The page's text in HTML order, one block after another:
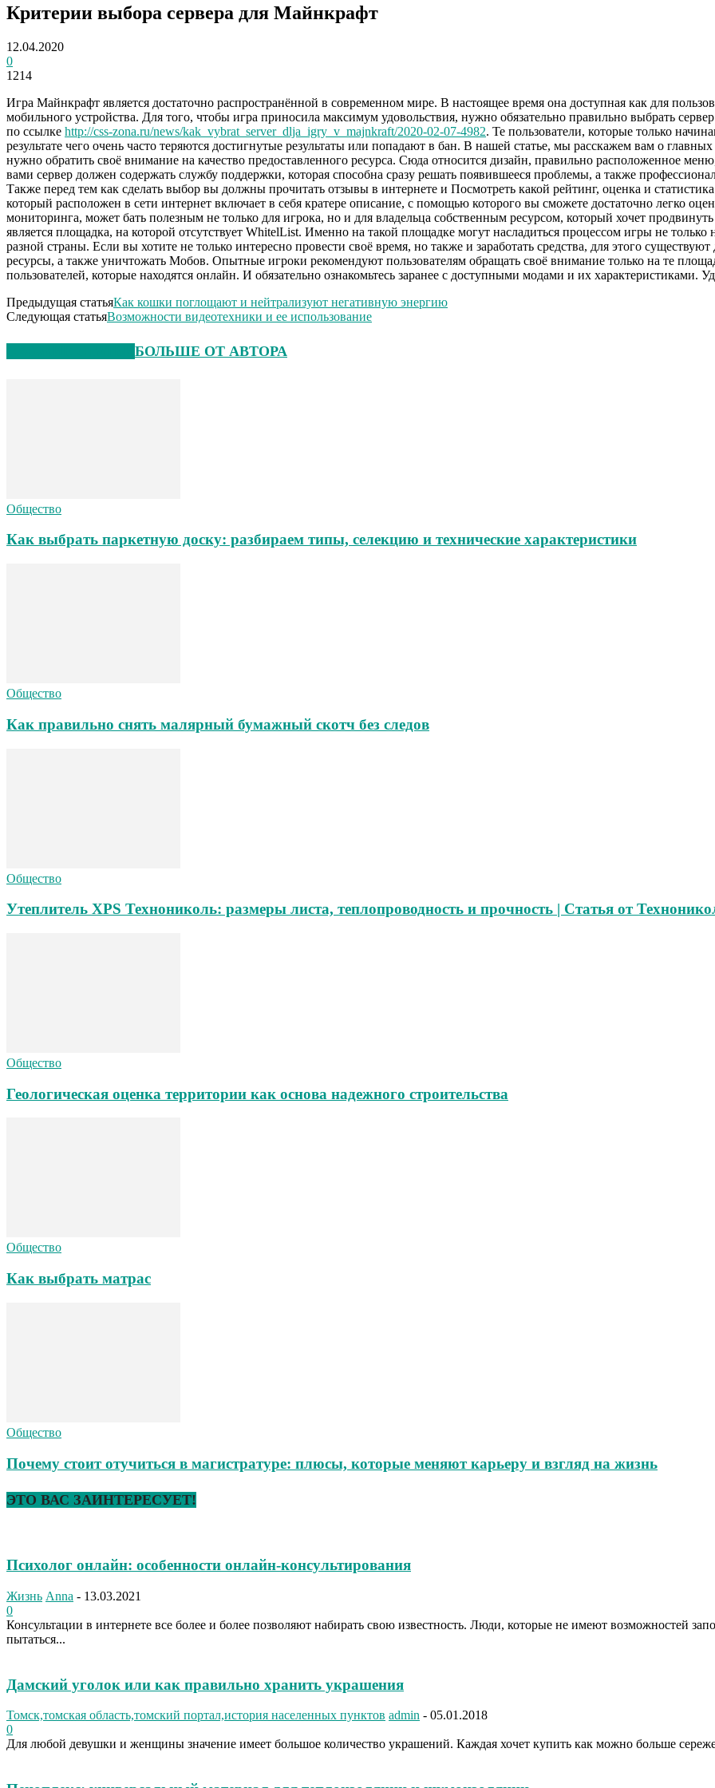
Критерии выбора сервера для Майнкрафт
12.04.2020
0
1214
Игра Майнкрафт является достаточно распространённой в современном мире. В настоящее время она доступная как для
мобильного устройства. Для того, чтобы игра приносила максимум удовольствия, нужно обязательно правильно выбрать
по ссылке http://css-zona.ru/news/kak_vybrat_server_dlja_igry_v_majnkraft/2020-02-07-4982. Те пользователи, которые только
результате чего очень часто теряются достигнутые результаты или попадают в бан. В нашей статье, мы расскажем вам о
нужно обратить своё внимание на качество предоставленного ресурса. Сюда относится дизайн, правильно расположенное
вами сервер должен содержать службу поддержки, которая способна сразу решать появившееся проблемы, а также
Также перед тем как сделать выбор вы должны прочитать отзывы в интернете и Посмотреть какой рейтинг, оценка и
который расположен в сети интернет включает в себя кратере описание, с помощью которого вы сможете достаточно легко
мониторинга, может бать полезным не только для игрока, но и для владельца собственным ресурсом, который хочет
является площадка, на которой отсутствует WhitelList. Именно на такой площадке могут насладиться процессом игры не
разной страны. Если вы хотите не только интересно провести своё время, но также и заработать средства, для этого
ресурсы, а также уничтожать Мобов. Опытные игроки рекомендуют пользователям обращать своё внимание только на те
пользователей, которые находятся онлайн. И обязательно ознакомьтесь заранее с доступными модами и их характеристиками.
Предыдущая статьяКак кошки поглощают и нейтрализуют негативную энергию
Следующая статьяВозможности видеотехники и ее использование
БОЛЬШЕ ОТ АВТОРА
Общество
Как выбрать паркетную доску: разбираем типы, селекцию и технические характеристики
Общество
Как правильно снять малярный бумажный скотч без следов
Общество
Утеплитель XPS Технониколь: размеры листа, теплопроводность и прочность | Статья от
Общество
Геологическая оценка территории как основа надежного строительства
Общество
Как выбрать матрас
Общество
Почему стоит отучиться в магистратуре: плюсы, которые меняют карьеру и взгляд на жизнь
ЭТО ВАС ЗАИНТЕРЕСУЕТ!
Психолог онлайн: особенности онлайн-консультирования
Жизнь Anna - 13.03.2021
0
Консультации в интернете все более и более позволяют набирать свою известность. Люди, которые не имеют возможностей
пытаться...
Дамский уголок или как правильно хранить украшения
Томск,томская область,томский портал,история населенных пунктов admin - 05.01.2018
0
Для любой девушки и женщины значение имеет большое количество украшений. Каждая хочет купить как можно больше